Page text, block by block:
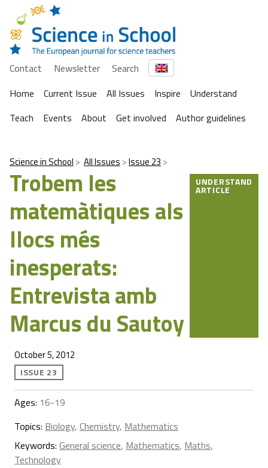
Contact Newsletter
Search
Home
Current Issue All Issues Inspire
Understand
Teach
Events About Get involved Author guidelines
Science in School All Issues Issue 23
Trobem les
matemàtiques als
llocs més
inesperats:
Entrevista amb
Marcus du Sautoy
UNDERSTAND
ARTICLE
October 5, 2012
ISSUE 23
Ages: 16-19
Topics: Biology, Chemistry, Mathematics
Keywords: General science, Mathematics, Maths,
Technology